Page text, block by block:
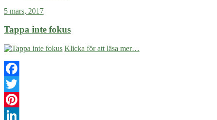
5 mars, 2017
Tappa inte fokus
Klicka för att läsa mer…
Facebook
Twitter
Pinterest